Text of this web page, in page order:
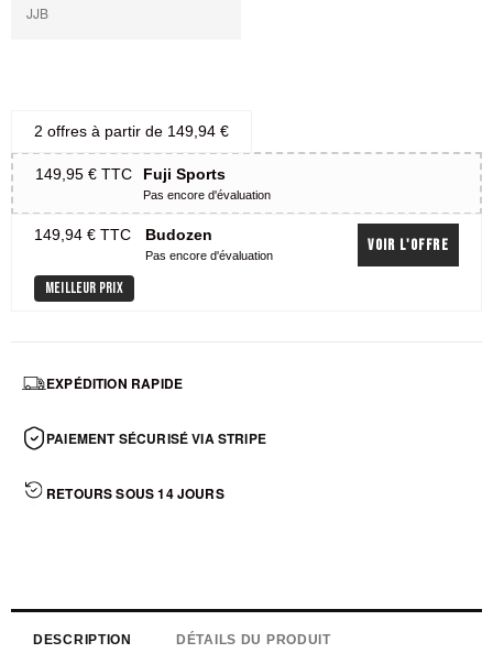
JJB
2 offres à partir de 149,94 €
149,95 € TTC Fuji Sports
Pas encore d'évaluation
149,94 € TTC
MEILLEUR PRIX
Budozen
Pas encore d'évaluation
Voir l'offre
EXPÉDITION RAPIDE
PAIEMENT SÉCURISÉ VIA STRIPE
RETOURS SOUS 14 JOURS
DESCRIPTION DÉTAILS DU PRODUIT